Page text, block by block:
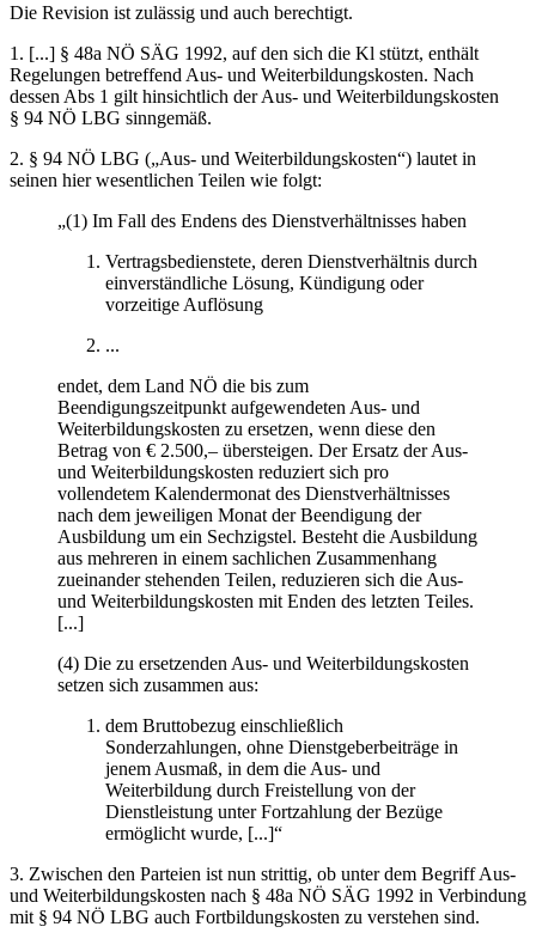
Die Revision ist zulässig und auch berechtigt.
1. [...] § 48a NÖ SÄG 1992, auf den sich die Kl stützt, enthält
Regelungen betreffend Aus- und Weiterbildungskosten. Nach
dessen Abs 1 gilt hinsichtlich der Aus- und Weiterbildungskosten
§ 94 NÖ LBG sinngemäß.
2. § 94 NÖ LBG („Aus- und Weiterbildungskosten“) lautet in
seinen hier wesentlichen Teilen wie folgt:
„(1) Im Fall des Endens des Dienstverhältnisses haben
Vertragsbedienstete, deren Dienstverhältnis durch
einverständliche Lösung, Kündigung oder
vorzeitige Auflösung
...
endet, dem Land NÖ die bis zum
Beendigungszeitpunkt aufgewendeten Aus- und
Weiterbildungskosten zu ersetzen, wenn diese den
Betrag von € 2.500,– übersteigen. Der Ersatz der Aus-
und Weiterbildungskosten reduziert sich pro
vollendetem Kalendermonat des Dienstverhältnisses
nach dem jeweiligen Monat der Beendigung der
Ausbildung um ein Sechzigstel. Besteht die Ausbildung
aus mehreren in einem sachlichen Zusammenhang
zueinander stehenden Teilen, reduzieren sich die Aus-
und Weiterbildungskosten mit Enden des letzten Teiles.
[...]
(4) Die zu ersetzenden Aus- und Weiterbildungskosten
setzen sich zusammen aus:
dem Bruttobezug einschließlich
Sonderzahlungen, ohne Dienstgeberbeiträge in
jenem Ausmaß, in dem die Aus- und
Weiterbildung durch Freistellung von der
Dienstleistung unter Fortzahlung der Bezüge
ermöglicht wurde, [...]“
3. Zwischen den Parteien ist nun strittig, ob unter dem Begriff Aus-
und Weiterbildungskosten nach § 48a NÖ SÄG 1992 in Verbindung
mit § 94 NÖ LBG auch Fortbildungskosten zu verstehen sind.